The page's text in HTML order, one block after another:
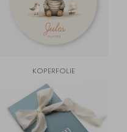
KOPERFOLIE